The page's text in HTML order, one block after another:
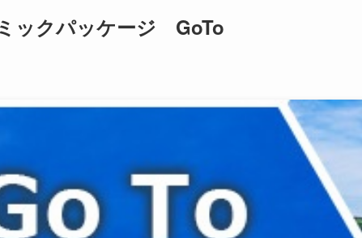
ックパッケージ GoTo